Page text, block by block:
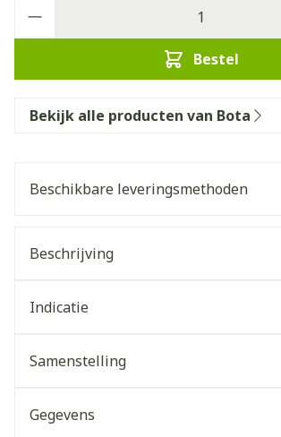
Bestel
Bekijk alle producten van Bota
Beschikbare leveringsmethoden
Beschrijving
Indicatie
Samenstelling
Gegevens